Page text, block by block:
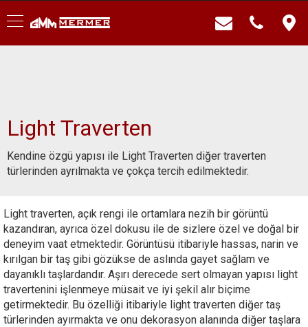
Light Traverten
Kendine özgü yapısı ile Light Traverten diğer traverten
türlerinden ayrılmakta ve çokça tercih edilmektedir.
Light traverten, açık rengi ile ortamlara nezih bir görüntü
kazandıran, ayrıca özel dokusu ile de sizlere özel ve doğal bir
deneyim vaat etmektedir. Görüntüsü itibariyle hassas, narin ve
kırılgan bir taş gibi gözükse de aslında gayet sağlam ve
dayanıklı taşlardandır. Aşırı derecede sert olmayan yapısı light
travertenini işlenmeye müsait ve iyi şekil alır biçime
getirmektedir. Bu özelliği itibariyle light traverten diğer taş
türlerinden ayırmakta ve onu dekorasyon alanında diğer taşlara